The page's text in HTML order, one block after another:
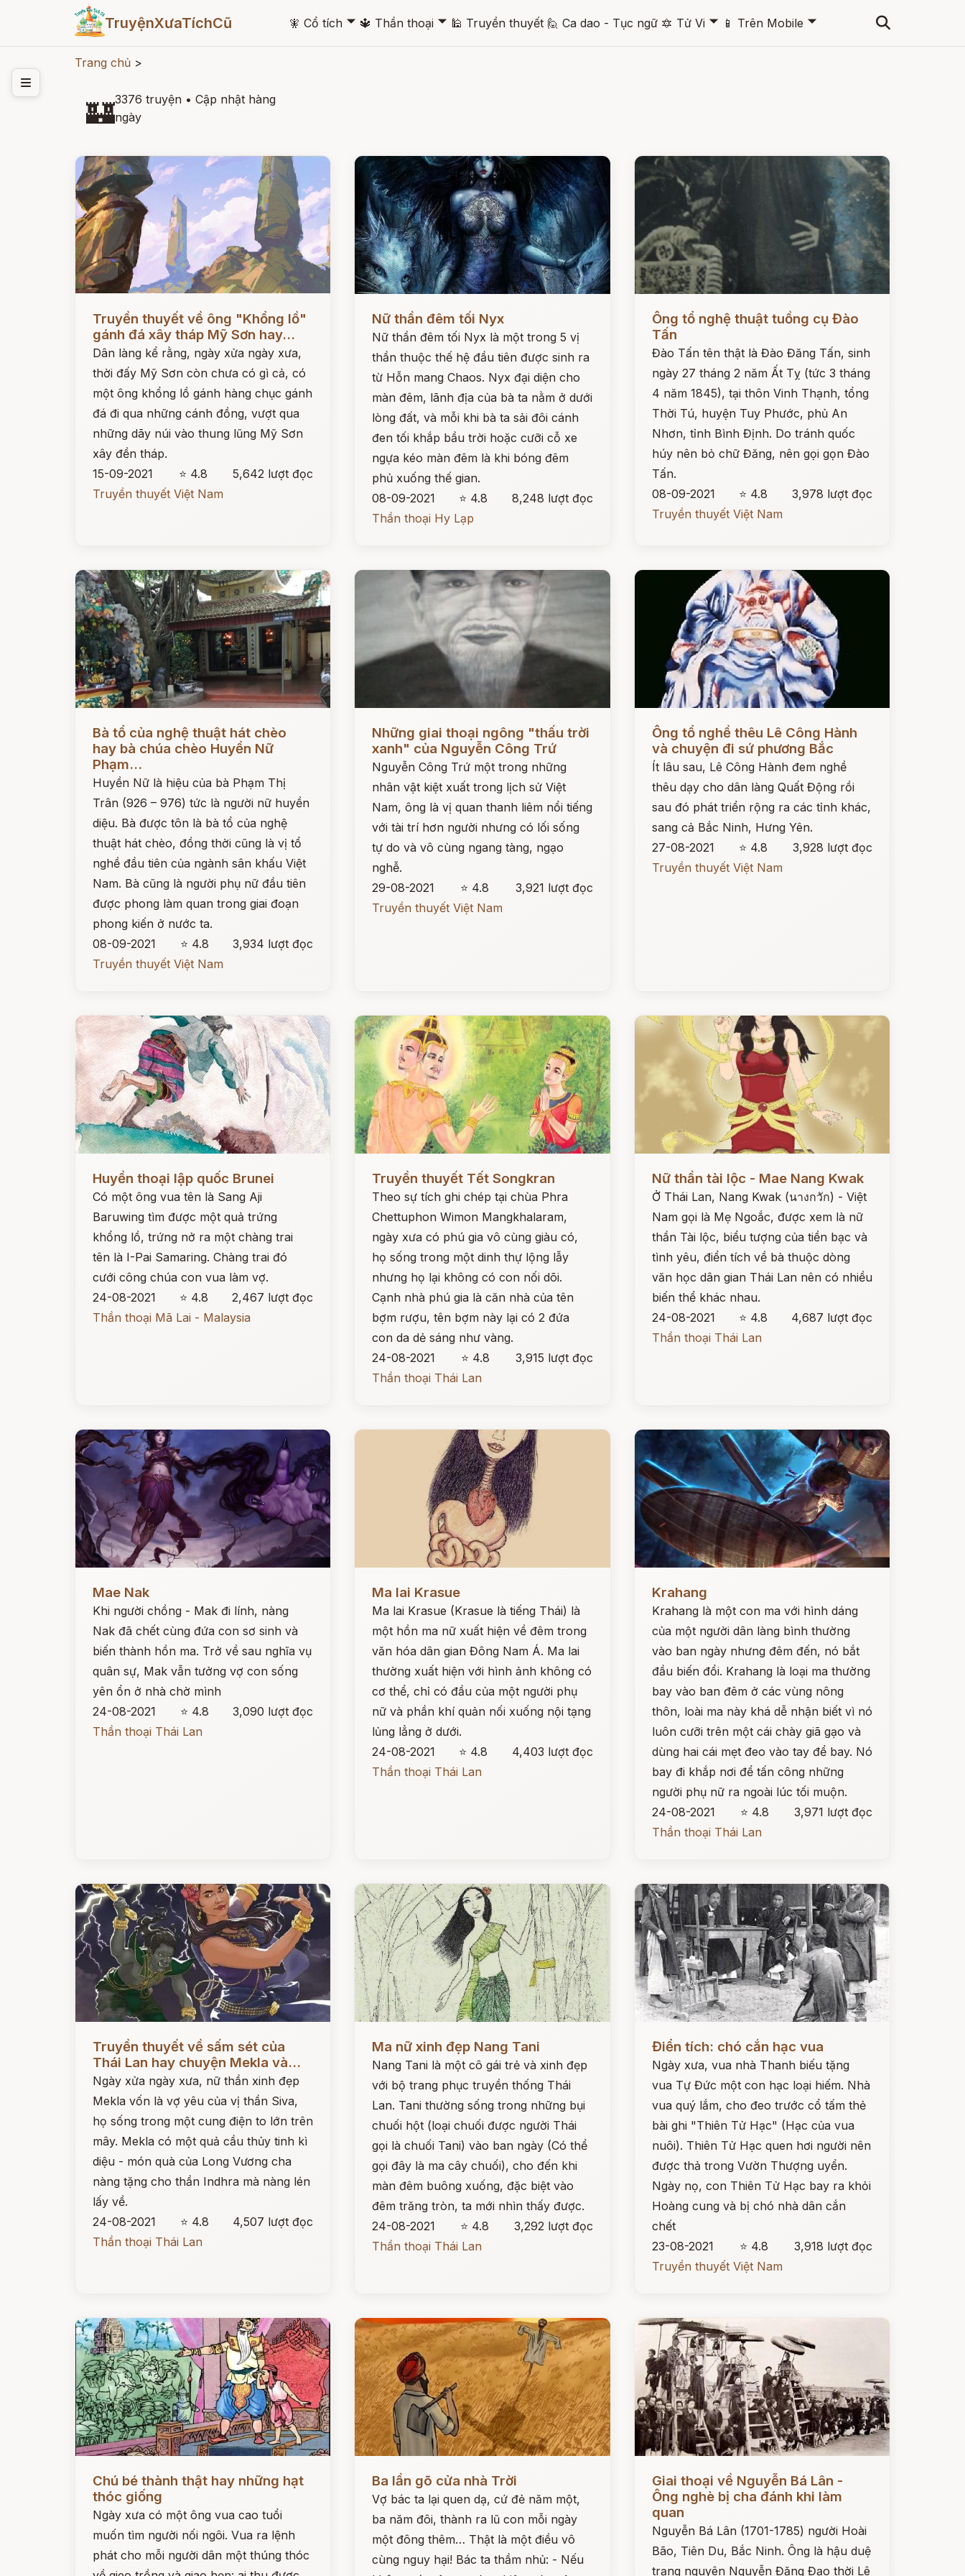
TruyệnXưaTíchCũ 🧚 Cổ tích 🞃 🔱 Thần thoại 🞃 🕌 Truyền thuyết 🙋 Ca dao - Tục ngữ 🔯 Tử Vi 🞃 📱 Trên Mobile 🞃
Trang chủ >
🏰3376 truyện • Cập nhật hàng
ngày
Đọc ngay
Truyền thuyết về ông "Khổng lồ"
gánh đá xây tháp Mỹ Sơn hay...
Dân làng kể rằng, ngày xửa ngày xưa,
thời đấy Mỹ Sơn còn chưa có gì cả, có
một ông khổng lồ gánh hàng chục gánh
đá đi qua những cánh đồng, vượt qua
những dãy núi vào thung lũng Mỹ Sơn
xây đền tháp.
15-09-2021
⭐ 4.8
5,642 lượt đọc
Truyền thuyết Việt Nam
Nữ thần đêm tối Nyx
Nữ thần đêm tối Nyx là một trong 5 vị
thần thuộc thế hệ đầu tiên được sinh ra
từ Hỗn mang Chaos. Nyx đại diện cho
màn đêm, lãnh địa của bà ta nằm ở dưới
lòng đất, và mỗi khi bà ta sải đôi cánh
đen tối khắp bầu trời hoặc cưỡi cỗ xe
ngựa kéo màn đêm là khi bóng đêm
phủ xuống thế gian.
08-09-2021
⭐ 4.8
8,248 lượt đọc
Thần thoại Hy Lạp
Đọc ngay
Ông tổ nghệ thuật tuồng cụ Đào
Tấn
Đào Tấn tên thật là Đào Đăng Tấn, sinh
ngày 27 tháng 2 năm Ất Tỵ (tức 3 tháng
4 năm 1845), tại thôn Vinh Thạnh, tổng
Thời Tú, huyện Tuy Phước, phủ An
Nhơn, tỉnh Bình Định. Do tránh quốc
húy nên bỏ chữ Đăng, nên gọi gọn Đào
Tấn.
08-09-2021
⭐ 4.8
3,978 lượt đọc
Truyền thuyết Việt Nam
Đọc ngay
Bà tổ của nghệ thuật hát chèo
hay bà chúa chèo Huyền Nữ
Phạm...
Huyền Nữ là hiệu của bà Phạm Thị
Trân (926 – 976) tức là người nữ huyền
diệu. Bà được tôn là bà tổ của nghệ
thuật hát chèo, đồng thời cũng là vị tổ
nghề đầu tiên của ngành sân khấu Việt
Nam. Bà cũng là người phụ nữ đầu tiên
được phong làm quan trong giai đoạn
phong kiến ở nước ta.
08-09-2021
⭐ 4.8
3,934 lượt đọc
Truyền thuyết Việt Nam
Những giai thoại ngông "thấu trời
xanh" của Nguyễn Công Trứ
Nguyễn Công Trứ một trong những
nhân vật kiệt xuất trong lịch sử Việt
Nam, ông là vị quan thanh liêm nổi tiếng
với tài trí hơn người nhưng có lối sống
tự do và vô cùng ngang tàng, ngạo
nghễ.
29-08-2021
⭐ 4.8
3,921 lượt đọc
Truyền thuyết Việt Nam
Đọc ngay
Ông tổ nghề thêu Lê Công Hành
và chuyện đi sứ phương Bắc
Ít lâu sau, Lê Công Hành đem nghề
thêu dạy cho dân làng Quất Động rồi
sau đó phát triển rộng ra các tỉnh khác,
sang cả Bắc Ninh, Hưng Yên.
27-08-2021
⭐ 4.8
3,928 lượt đọc
Truyền thuyết Việt Nam
Đọc ngay
Huyền thoại lập quốc Brunei
Có một ông vua tên là Sang Aji
Baruwing tìm được một quả trứng
khổng lồ, trứng nở ra một chàng trai
tên là I-Pai Samaring. Chàng trai đó
cưới công chúa con vua làm vợ.
24-08-2021
⭐ 4.8
2,467 lượt đọc
Thần thoại Mã Lai - Malaysia
Đọc ngay
Truyền thuyết Tết Songkran
Theo sự tích ghi chép tại chùa Phra
Chettuphon Wimon Mangkhalaram,
ngày xưa có phú gia vô cùng giàu có,
họ sống trong một dinh thự lộng lẫy
nhưng họ lại không có con nối dõi.
Cạnh nhà phú gia là căn nhà của tên
bợm rượu, tên bợm này lại có 2 đứa
con da dẻ sáng như vàng.
24-08-2021
⭐ 4.8
3,915 lượt đọc
Thần thoại Thái Lan
Nữ thần tài lộc - Mae Nang Kwak
Ở Thái Lan, Nang Kwak (นางกวัก) - Việt
Nam gọi là Mẹ Ngoắc, được xem là nữ
thần Tài lộc, biểu tượng của tiền bạc và
tình yêu, điển tích về bà thuộc dòng
văn học dân gian Thái Lan nên có nhiều
biến thể khác nhau.
24-08-2021
⭐ 4.8
4,687 lượt đọc
Thần thoại Thái Lan
Mae Nak
Khi người chồng - Mak đi lính, nàng
Nak đã chết cùng đứa con sơ sinh và
biến thành hồn ma. Trở về sau nghĩa vụ
quân sự, Mak vẫn tưởng vợ con sống
yên ổn ở nhà chờ mình
24-08-2021
⭐ 4.8
3,090 lượt đọc
Thần thoại Thái Lan
Ma lai Krasue
Ma lai Krasue (Krasue là tiếng Thái) là
một hồn ma nữ xuất hiện về đêm trong
văn hóa dân gian Đông Nam Á. Ma lai
thường xuất hiện với hình ảnh không có
cơ thể, chỉ có đầu của một người phụ
nữ và phần khí quản nối xuống nội tạng
lủng lẳng ở dưới.
24-08-2021
⭐ 4.8
4,403 lượt đọc
Thần thoại Thái Lan
Krahang
Krahang là một con ma với hình dáng
của một người dân làng bình thường
vào ban ngày nhưng đêm đến, nó bắt
đầu biến đổi. Krahang là loại ma thường
bay vào ban đêm ở các vùng nông
thôn, loài ma này khá dễ nhận biết vì nó
luôn cưỡi trên một cái chày giã gạo và
dùng hai cái mẹt đeo vào tay để bay. Nó
bay đi khắp nơi để tấn công những
người phụ nữ ra ngoài lúc tối muộn.
24-08-2021
⭐ 4.8
3,971 lượt đọc
Thần thoại Thái Lan
Đọc ngay
Truyền thuyết về sấm sét của
Thái Lan hay chuyện Mekla và...
Ngày xửa ngày xưa, nữ thần xinh đẹp
Mekla vốn là vợ yêu của vị thần Siva,
họ sống trong một cung điện to lớn trên
mây. Mekla có một quả cầu thủy tinh kì
diệu - món quà của Long Vương cha
nàng tặng cho thần Indhra mà nàng lén
lấy về.
24-08-2021
⭐ 4.8
4,507 lượt đọc
Thần thoại Thái Lan
Ma nữ xinh đẹp Nang Tani
Nang Tani là một cô gái trẻ và xinh đẹp
với bộ trang phục truyền thống Thái
Lan. Tani thường sống trong những bụi
chuối hột (loại chuối được người Thái
gọi là chuối Tani) vào ban ngày (Có thể
gọi đây là ma cây chuối), cho đến khi
màn đêm buông xuống, đặc biệt vào
đêm trăng tròn, ta mới nhìn thấy được.
24-08-2021
⭐ 4.8
3,292 lượt đọc
Thần thoại Thái Lan
Đọc ngay
Điển tích: chó cắn hạc vua
Ngày xưa, vua nhà Thanh biếu tặng
vua Tự Đức một con hạc loại hiếm. Nhà
vua quý lắm, cho đeo trước cổ tấm thẻ
bài ghi "Thiên Tử Hạc" (Hạc của vua
nuôi). Thiên Tử Hạc quen hơi người nên
được thả trong Vườn Thượng uyển.
Ngày nọ, con Thiên Tử Hạc bay ra khỏi
Hoàng cung và bị chó nhà dân cắn
chết
23-08-2021
⭐ 4.8
3,918 lượt đọc
Truyền thuyết Việt Nam
Chú bé thành thật hay những hạt
thóc giống
Ngày xưa có một ông vua cao tuổi
muốn tìm người nối ngôi. Vua ra lệnh
phát cho mỗi người dân một thúng thóc
Đọc ngay
Ba lần gõ cửa nhà Trời
Vợ bác ta lại quen dạ, cứ đẻ năm một,
ba năm đôi, thành ra lũ con mỗi ngày
một đông thêm… Thật là một điều vô
cùng nguy hại! Bác ta thầm nhủ: - Nếu
Giai thoại về Nguyễn Bá Lân -
Ông nghè bị cha đánh khi làm
quan
Nguyễn Bá Lân (1701-1785) người Hoài
Bão, Tiên Du, Bắc Ninh. Ông là hậu duệ
trạng nguyên Nguyễn Đăng Đạo thời Lê